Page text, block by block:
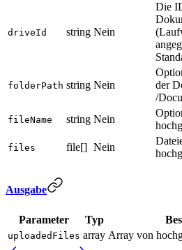
driveId string Nein
Die
folderPath string Nein
der
/
fileName string Nein
files file[] Nein
Ausgabe
Parameter Typ
uploadedFiles array Array von